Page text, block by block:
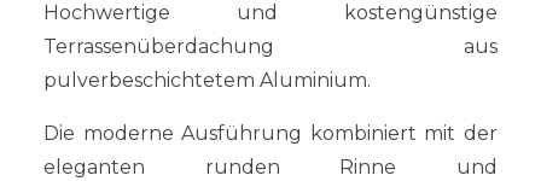
Hochwertige und kostengünstige
Terrassenüberdachung aus
pulverbeschichtetem Aluminium.
Die moderne Ausführung kombiniert mit der
eleganten runden Rinne und